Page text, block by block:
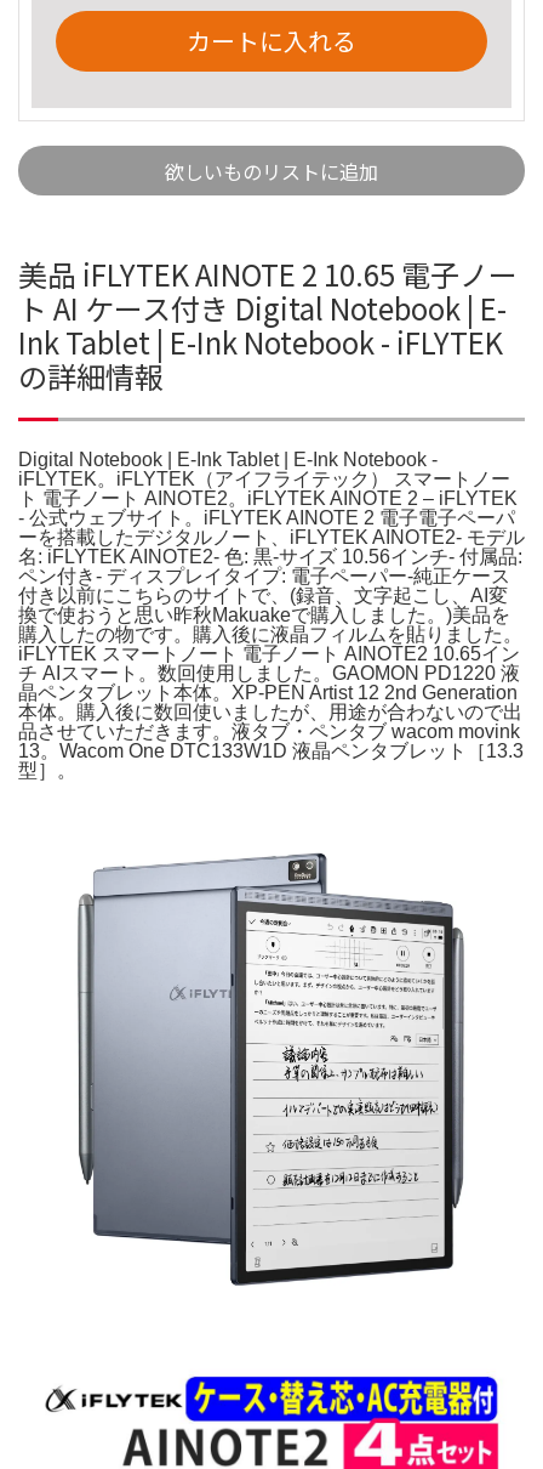
カートに入れる
欲しいものリストに追加
美品 iFLYTEK AINOTE 2 10.65 電子ノー
ト AI ケース付き Digital Notebook | E-
Ink Tablet | E-Ink Notebook - iFLYTEK
の詳細情報
Digital Notebook | E-Ink Tablet | E-Ink Notebook -
iFLYTEK。iFLYTEK（アイフライテック） スマートノー
ト 電子ノート AINOTE2。iFLYTEK AINOTE 2 – iFLYTEK
- 公式ウェブサイト。iFLYTEK AINOTE 2 電子電子ペーパ
ーを搭載したデジタルノート、iFLYTEK AINOTE2- モデル
名: iFLYTEK AINOTE2- 色: 黒-サイズ 10.56インチ- 付属品:
ペン付き- ディスプレイタイプ: 電子ペーパー-純正ケース
付き以前にこちらのサイトで、(録音、文字起こし、AI変
換で使おうと思い昨秋Makuakeで購入しました。)美品を
購入したの物です。購入後に液晶フィルムを貼りました。
iFLYTEK スマートノート 電子ノート AINOTE2 10.65イン
チ AIスマート。数回使用しました。GAOMON PD1220 液
晶ペンタブレット本体。XP-PEN Artist 12 2nd Generation
本体。購入後に数回使いましたが、用途が合わないので出
品させていただきます。液タブ・ペンタブ wacom movink
13。Wacom One DTC133W1D 液晶ペンタブレット［13.3
型］。